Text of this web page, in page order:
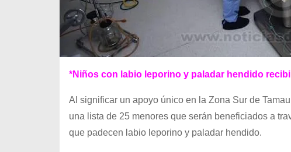
*Niños con labio leporino y paladar hendido
Al significar un apoyo único en la Zona Sur de
una lista de 25 menores que serán beneficiados a
que padecen labio leporino y paladar hendido.